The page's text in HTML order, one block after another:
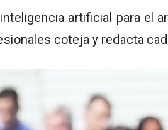
artificial para el
coteja y redacta